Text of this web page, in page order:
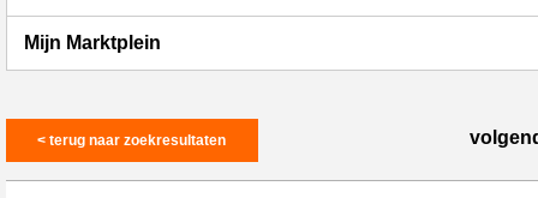
Mijn Marktplein
< terug naar zoekresultaten